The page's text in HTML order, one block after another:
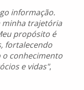
informação.
minha trajetória
propósito é
fortalecendo
conhecimento
e vidas",